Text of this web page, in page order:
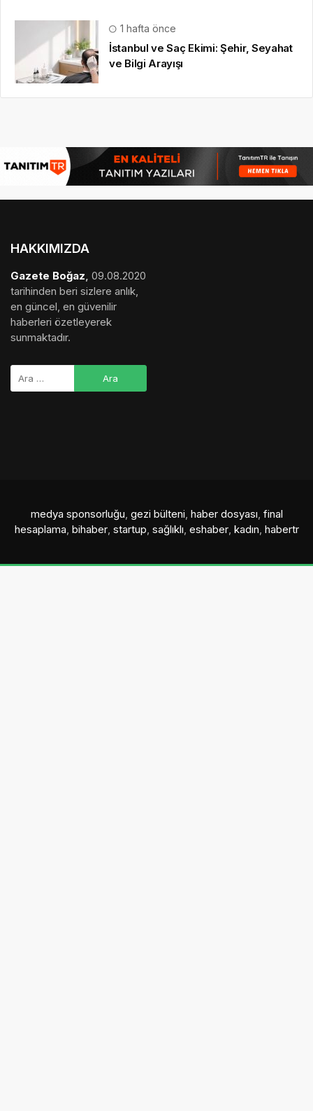
1 hafta önce
İstanbul ve Saç Ekimi: Şehir, Seyahat
ve Bilgi Arayışı
HAKKIMIZDA
Gazete Boğaz, 09.08.2020
tarihinden beri sizlere anlık,
en güncel, en güvenilir
haberleri özetleyerek
sunmaktadır.
medya sponsorluğu, gezi bülteni, haber dosyası, final
hesaplama, bihaber, startup, sağlıklı, eshaber, kadın, habertr